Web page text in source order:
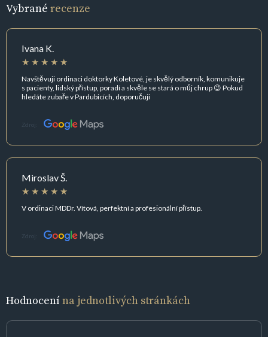
Vybrané recenze
Ivana K.
Navštěvuji ordinaci doktorky Koletové, je skvělý odborník, komunikuje
s pacienty, lidský přístup, poradí a skvěle se stará o můj chrup 😉 Pokud
hledáte zubaře v Pardubicích, doporučuji
Zdroj:
Miroslav Š.
V ordinaci MDDr. Vítová, perfektní a profesionální přístup.
Zdroj:
Hodnocenína jednotlivých stránkách